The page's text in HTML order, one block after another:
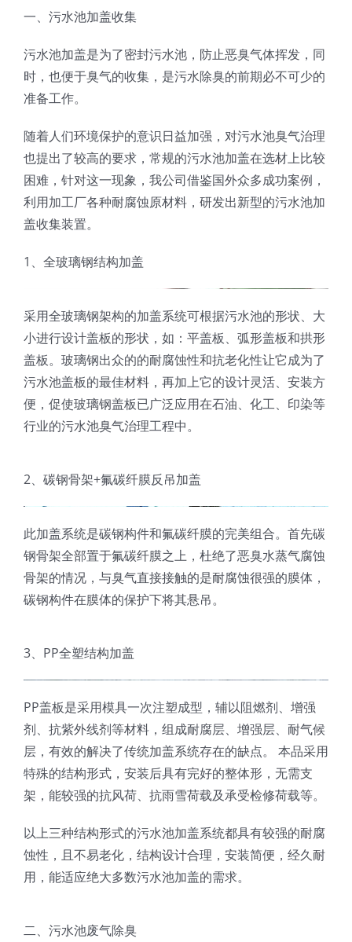
一、污水池加盖收集
污水池加盖是为了密封污水池，防止恶臭气体挥发，同
时，也便于臭气的收集，是污水除臭的前期必不可少的
准备工作。
随着人们环境保护的意识日益加强，对污水池臭气治理
也提出了较高的要求，常规的污水池加盖在选材上比较
困难，针对这一现象，我公司借鉴国外众多成功案例，
利用加工厂各种耐腐蚀原材料，研发出新型的污水池加
盖收集装置。
1、全玻璃钢结构加盖
采用全玻璃钢架构的加盖系统可根据污水池的形状、大
小进行设计盖板的形状，如：平盖板、弧形盖板和拱形
盖板。玻璃钢出众的的耐腐蚀性和抗老化性让它成为了
污水池盖板的最佳材料，再加上它的设计灵活、安装方
便，促使玻璃钢盖板已广泛应用在石油、化工、印染等
行业的污水池臭气治理工程中。
2、碳钢骨架+氟碳纤膜反吊加盖
此加盖系统是碳钢构件和氟碳纤膜的完美组合。首先碳
钢骨架全部置于氟碳纤膜之上，杜绝了恶臭水蒸气腐蚀
骨架的情况，与臭气直接接触的是耐腐蚀很强的膜体，
碳钢构件在膜体的保护下将其悬吊。
3、PP全塑结构加盖
PP盖板是采用模具一次注塑成型，辅以阻燃剂、增强
剂、抗紫外线剂等材料，组成耐腐层、增强层、耐气候
层，有效的解决了传统加盖系统存在的缺点。 本品采用
特殊的结构形式，安装后具有完好的整体形，无需支
架，能较强的抗风荷、抗雨雪荷载及承受检修荷载等。
以上三种结构形式的污水池加盖系统都具有较强的耐腐
蚀性，且不易老化，结构设计合理，安装简便，经久耐
用，能适应绝大多数污水池加盖的需求。
二、污水池废气除臭